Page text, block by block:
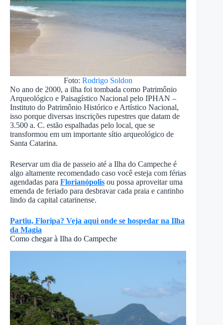
Foto:Rodrigo Soldon
No ano de 2000, a ilha foi tombada como Patrimônio
Arqueológico e Paisagístico Nacional pelo IPHAN –
Instituto do Patrimônio Histórico e Artístico Nacional,
isso porque diversas inscrições rupestres que datam de
3.500 a. C. estão espalhadas pelo local, que se
transformou em um importante sítio arqueológico de
Santa Catarina.
Reservar um dia de passeio até a Ilha do Campeche é
algo altamente recomendado caso você esteja com férias
agendadas para Florianópolis ou possa aproveitar uma
emenda de feriado para desbravar cada praia e cantinho
lindo da capital catarinense.
Partiu, Floripa? Veja aqui onde se hospedar na Ilha
da Magia
Como chegar à Ilha do Campeche